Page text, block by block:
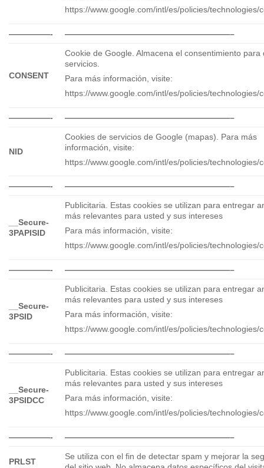
https://www.google.com/intl/es/policies/technologies/
—————- ————————————————————–
CONSENT
Cookie de Google. Almacena el consentimiento para
servicios.
Para más información, visite:
https://www.google.com/intl/es/policies/technologies/
—————- ————————————————————–
NID
Cookies de servicios de Google (mapas). Para más
información, visite:
https://www.google.com/intl/es/policies/technologies/
—————- ————————————————————–
__Secure-
3PAPISID
Publicitaria. Estas cookies se utilizan para entregar
más relevantes para usted y sus intereses
Para más información, visite:
https://www.google.com/intl/es/policies/technologies/
—————- ————————————————————–
__Secure-
3PSID
Publicitaria. Estas cookies se utilizan para entregar
más relevantes para usted y sus intereses
Para más información, visite:
https://www.google.com/intl/es/policies/technologies/
—————- ————————————————————–
__Secure-
3PSIDCC
Publicitaria. Estas cookies se utilizan para entregar
más relevantes para usted y sus intereses
Para más información, visite:
https://www.google.com/intl/es/policies/technologies/
—————- ————————————————————–
PRLST
Se utiliza con el fin de detectar spam y mejorar la